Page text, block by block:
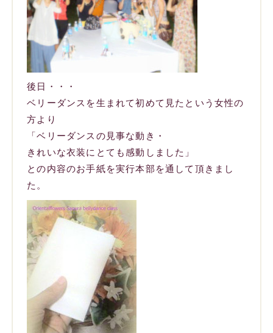
後日・・・
ベリーダンスを生まれて初めて見たという女性の
方より
「ベリーダンスの見事な動き・
きれいな衣装にとても感動しました」
との内容のお手紙を実行本部を通して頂きまし
た。